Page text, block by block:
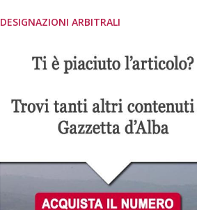
DESIGNAZIONI ARBITRALI